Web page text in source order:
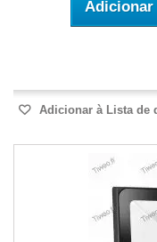
Adicionar à Lista de